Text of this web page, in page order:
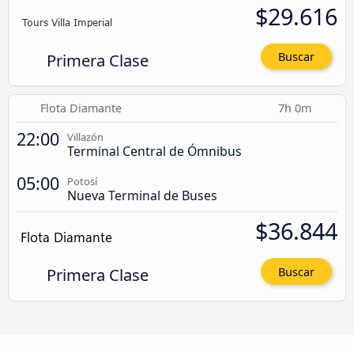
Primera Clase
$29.616
Buscar
Flota Diamante 7h 0m
22:00 Villazón
Terminal Central de Ómnibus
05:00 Potosí
Nueva Terminal de Buses
Primera Clase
$36.844
Buscar